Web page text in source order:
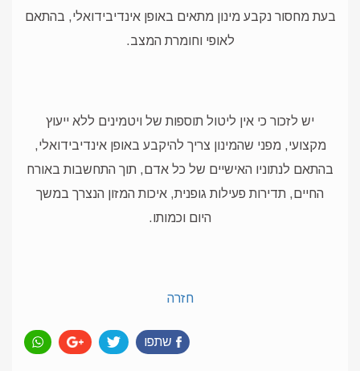
בעת מחסור נקבע מינון מתאים באופן אינדיבידואלי, בהתאם
לאופי וחומרת המצב.
יש לזכור כי אין ליטול תוספות של ויטמינים ללא ייעוץ
מקצועי, מפני שהמינון צריך להיקבע באופן אינדיבידואלי,
בהתאם לנתוניו האישיים של כל אדם, תוך התחשבות באורח
החיים, תדירות פעילות גופנית, איכות המזון הנצרך במשך
היום וכמותו.
חזרה
שתפו